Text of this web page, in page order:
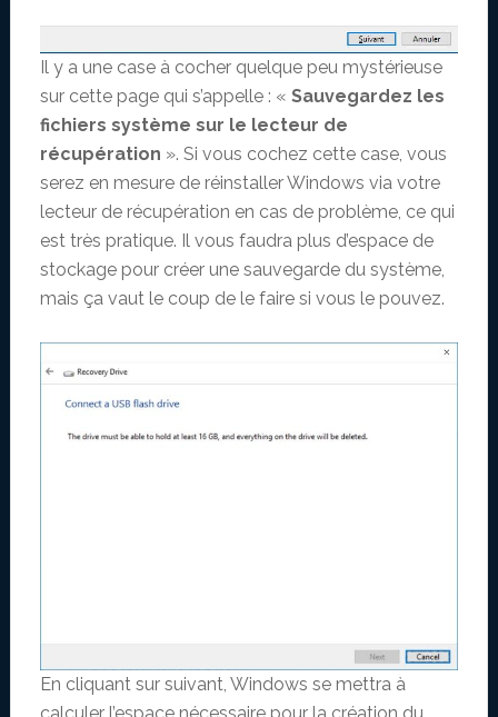
Il y a une case à cocher quelque peu mystérieuse
sur cette page qui s’appelle : « Sauvegardez les
fichiers système sur le lecteur de
récupération ». Si vous cochez cette case, vous
serez en mesure de réinstaller Windows via votre
lecteur de récupération en cas de problème, ce qui
est très pratique. Il vous faudra plus d’espace de
stockage pour créer une sauvegarde du système,
mais ça vaut le coup de le faire si vous le pouvez.
En cliquant sur suivant, Windows se mettra à